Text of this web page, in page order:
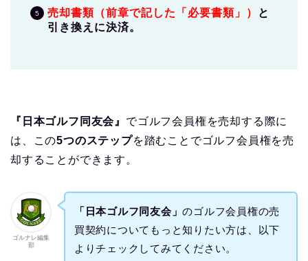
売却書類（前章で記した「必要書類」）
と
引き換えに決済。
『日本ゴルフ同友会』 でゴルフ会員権を売却する際に
は、この5つのステップを踏むことでゴルフ会員権を売
却することができます。
ゴルナレ編集
部
「日本ゴルフ同友会」のゴルフ会員権の売
買契約についてもっと知りたい方は、以下
よりチェックしてみてください。